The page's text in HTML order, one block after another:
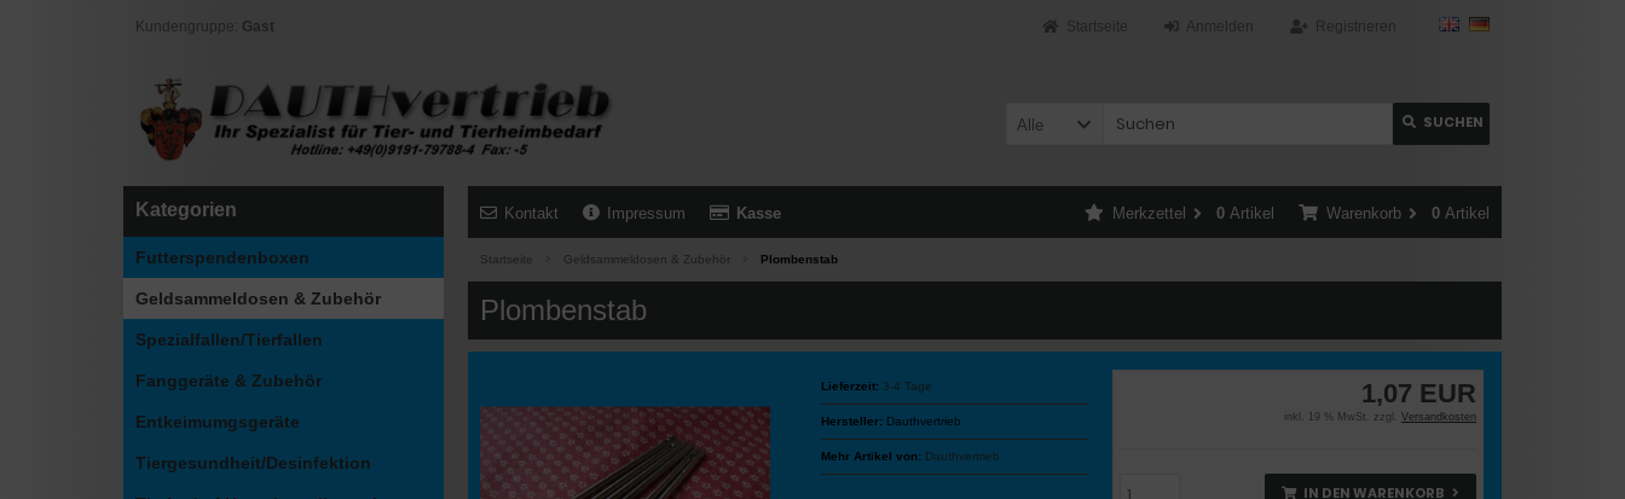
Kundengruppe: Gast Registrieren
Anmelden
Startseite
Alle SUCHEN
Kontakt Impressum Kasse Warenkorb 0 Artikel
Merkzettel 0 Artikel
Startseite Geldsammeldosen & Zubehör Plombenstab
Plombenstab
1,07 EUR
inkl. 19 % MwSt. zzgl. Versandkosten
IN DEN WARENKORB
Lieferzeit: 3-4 Tage
Hersteller: Dauthvertrieb
Mehr Artikel von: Dauthvertrieb
Kategorien
Futterspendenboxen
Geldsammeldosen & Zubehör
Spezialfallen/Tierfallen
Fanggeräte & Zubehör
Entkeimumgsgeräte
Tiergesundheit/Desinfektion